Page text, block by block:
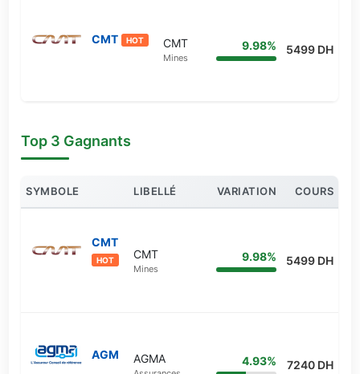
CMT HOT CMT
Mines
9.98% 5499 DH
Top 3 Gagnants
SYMBOLE LIBELLÉ VARIATION COURS
CMT
HOT CMT
Mines
9.98% 5499 DH
AGM AGMA 4.93% 7240 DH